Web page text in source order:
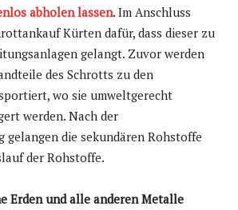
abholen lassen. Im Anschluss
Kürten dafür, dass dieser zu
gelangt. Zuvor werden
des Schrotts zu den
wo sie umweltgerecht
werden. Nach der
gelangen die sekundären Rohstoffe
der Rohstoffe.
Erden und alle anderen Metalle